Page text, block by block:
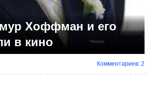
Хоффман и его
в кино
Комментариев: 2